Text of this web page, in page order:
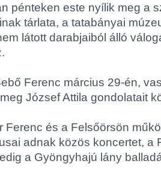
pénteken este nyílik meg a
tárlata, a tatabányai
látott darabjaiból álló
Ferenc március 29-én,
József Attila gondolatait
Ferenc és a Felsőörsön
adnak közös koncertet, a
a Gyöngyhajú lány